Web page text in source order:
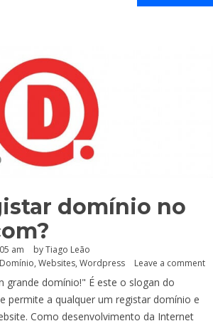
domínio no
am
by Tiago Leão
, Websites, Wordpress Leave a comment
grande domínio!" É este o slogan do
permite a qualquer um registar domínio e
Como desenvolvimento da Internet